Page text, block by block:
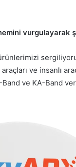
vurgulayarak
ve insanlı
ve KA-Band